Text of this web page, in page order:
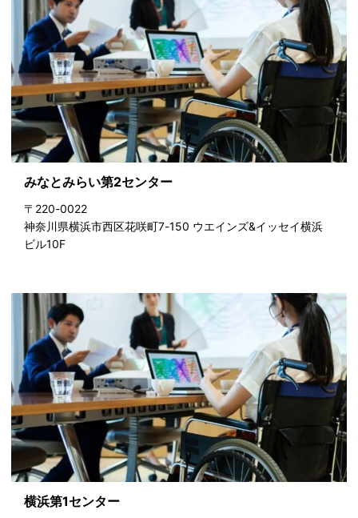
みなとみらい第2センター
〒220-0022
神奈川県横浜市西区花咲町7-150 ウエインズ&イッセイ横浜
ビル10F
横浜第1センター